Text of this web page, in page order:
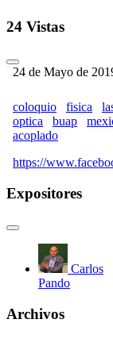
24 Vistas
24 de Mayo de
coloquio fisica
optica
buap
acoplado
https://
Expositores
Carlos
Pando
Archivos